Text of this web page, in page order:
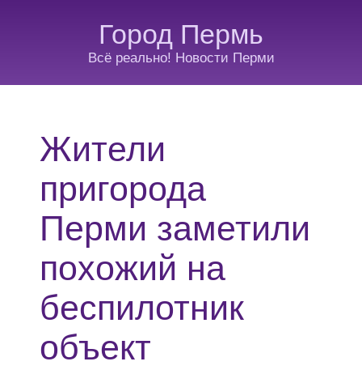
Город Пермь
Всё реально! Новости Перми
Жители
пригорода
Перми заметили
похожий на
беспилотник
объект